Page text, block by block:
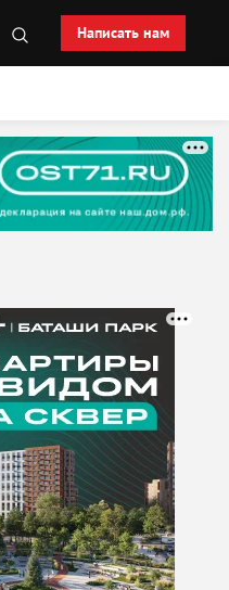
Написать нам